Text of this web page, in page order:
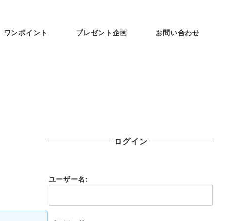
ワンポイント プレゼント企画 お問い合わせ
ログイン
ユーザー名: